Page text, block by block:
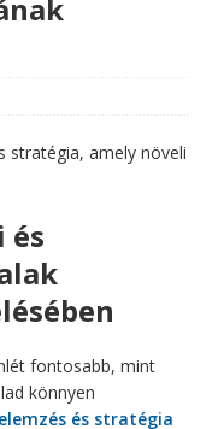
stratégia, amely növeli
és
fontosabb, mint
könnyen
és stratégia